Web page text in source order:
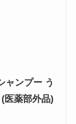
ャンプー う
医薬部外品)